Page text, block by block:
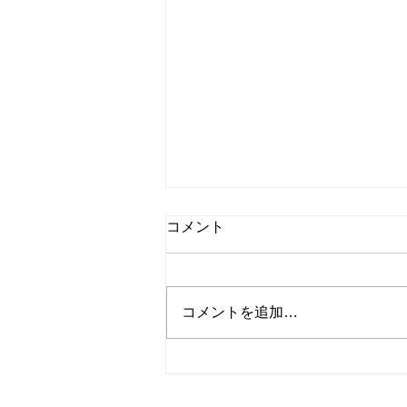
国内ドラマ『横浜ネイバー
か。 今回は国内ドラマ『横浜
ネイバーズ』第8話(最終話)を紹
コメント
コメントを追加…